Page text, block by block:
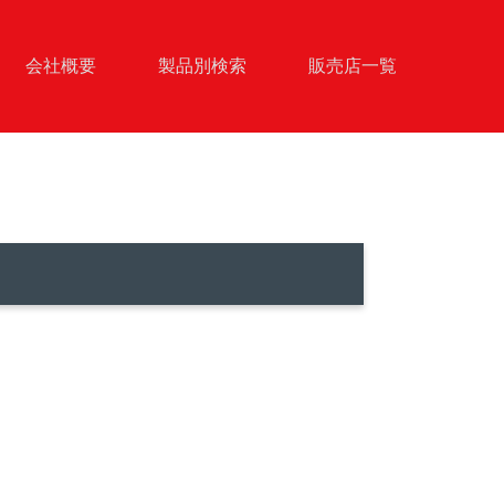
会社概要 製品別検索 販売店一覧